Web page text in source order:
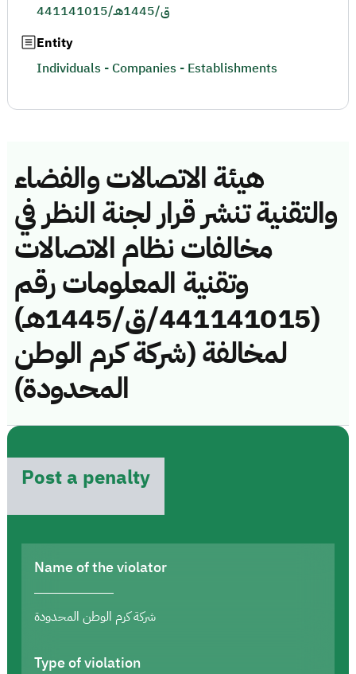
هيئة الاتصالات والفضاء
والتقنية تنشر قرار لجنة النظر في
مخالفات نظام الاتصالات
وتقنية المعلومات رقم
(441141015/ق/1445هـ)
لمخالفة (شركة كرم الوطن
المحدودة)
Post a penalty
Name of the violator
شركة كرم الوطن المحدودة
Type of violation
441141015/ق/1445هـ
Entity
Individuals - Companies - Establishments